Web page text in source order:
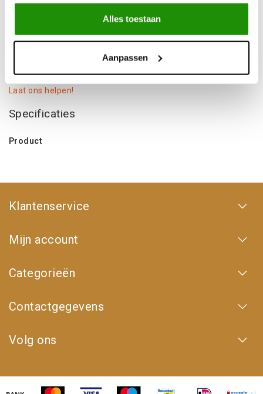
Alles toestaan
Aanpassen
7 X 16 6x139.7 ET0 CB110 / ZWART
Niet gevonden wat je zocht?
Laat ons helpen!
Specificaties
Product
Klantenservice
Mijn account
Categorieën
Contactgegevens
Volg ons